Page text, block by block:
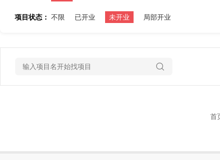
项目状态： 不限 已开业 未开业 局部开业
首